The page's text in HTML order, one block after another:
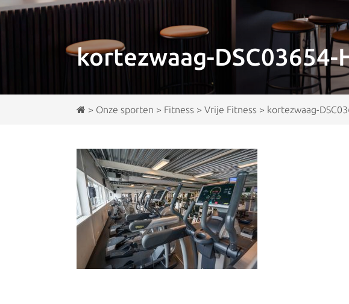
kortezwaag-DSC03654-
> Onze sporten > Fitness > Vrije Fitness > kortezwaag-